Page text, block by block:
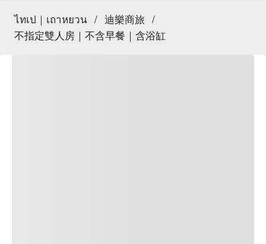
ไทเป｜เถาหยวน / 迪樂商旅 /
不指定雙人房｜不含早餐｜含浴缸